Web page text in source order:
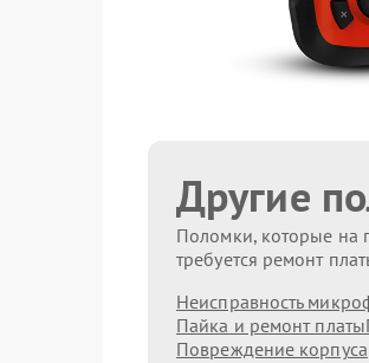
Другие
Поломки, которые на
требуется ремонт
Неисправность
Пайка и ремонт платы
Повреждение корпуса